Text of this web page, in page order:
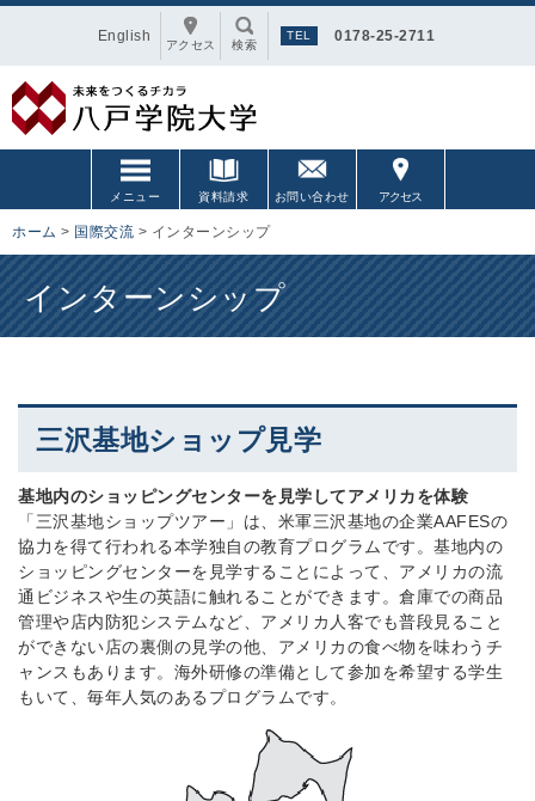
0178-25-2711
検索
English
アクセス
メニュー 資料請求 お問い合わせ アクセス
ホーム > 国際交流 > インターンシップ
インターンシップ
三沢基地ショップ見学
基地内のショッピングセンターを見学してアメリカを体験
「三沢基地ショップツアー」は、米軍三沢基地の企業AAFESの
協力を得て行われる本学独自の教育プログラムです。基地内の
ショッピングセンターを見学することによって、アメリカの流
通ビジネスや生の英語に触れることができます。倉庫での商品
管理や店内防犯システムなど、アメリカ人客でも普段見ること
ができない店の裏側の見学の他、アメリカの食べ物を味わうチ
ャンスもあります。海外研修の準備として参加を希望する学生
もいて、毎年人気のあるプログラムです。